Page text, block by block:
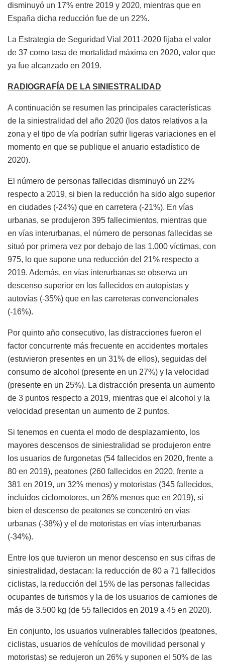
disminuyó un 17% entre 2019 y 2020, mientras que en
España dicha reducción fue de un 22%.
La Estrategia de Seguridad Vial 2011-2020 fijaba el valor
de 37 como tasa de mortalidad máxima en 2020, valor que
ya fue alcanzado en 2019.
RADIOGRAFÍA DE LA SINIESTRALIDAD
A continuación se resumen las principales características
de la siniestralidad del año 2020 (los datos relativos a la
zona y el tipo de vía podrían sufrir ligeras variaciones en el
momento en que se publique el anuario estadístico de
2020).
El número de personas fallecidas disminuyó un 22%
respecto a 2019, si bien la reducción ha sido algo superior
en ciudades (-24%) que en carretera (-21%). En vías
urbanas, se produjeron 395 fallecimientos, mientras que
en vías interurbanas, el número de personas fallecidas se
situó por primera vez por debajo de las 1.000 víctimas, con
975, lo que supone una reducción del 21% respecto a
2019. Además, en vías interurbanas se observa un
descenso superior en los fallecidos en autopistas y
autovías (-35%) que en las carreteras convencionales
(-16%).
Por quinto año consecutivo, las distracciones fueron el
factor concurrente más frecuente en accidentes mortales
(estuvieron presentes en un 31% de ellos), seguidas del
consumo de alcohol (presente en un 27%) y la velocidad
(presente en un 25%). La distracción presenta un aumento
de 3 puntos respecto a 2019, mientras que el alcohol y la
velocidad presentan un aumento de 2 puntos.
Si tenemos en cuenta el modo de desplazamiento, los
mayores descensos de siniestralidad se produjeron entre
los usuarios de furgonetas (54 fallecidos en 2020, frente a
80 en 2019), peatones (260 fallecidos en 2020, frente a
381 en 2019, un 32% menos) y motoristas (345 fallecidos,
incluidos ciclomotores, un 26% menos que en 2019), si
bien el descenso de peatones se concentró en vías
urbanas (-38%) y el de motoristas en vías interurbanas
(-34%).
Entre los que tuvieron un menor descenso en sus cifras de
siniestralidad, destacan: la reducción de 80 a 71 fallecidos
ciclistas, la reducción del 15% de las personas fallecidas
ocupantes de turismos y la de los usuarios de camiones de
más de 3.500 kg (de 55 fallecidos en 2019 a 45 en 2020).
En conjunto, los usuarios vulnerables fallecidos (peatones,
ciclistas, usuarios de vehículos de movilidad personal y
motoristas) se redujeron un 26% y suponen el 50% de las